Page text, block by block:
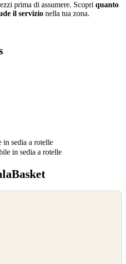
prima di assumere. Scopri quanto
il servizio nella tua zona.
in sedia a rotelle
in sedia a rotelle